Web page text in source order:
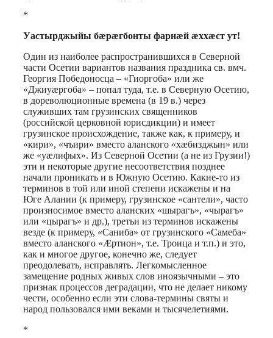
*
Уастырджыйы бæрæгбонты фарнæй æххæст ут!
Один из наиболее распространившихся в Северной
части Осетии вариантов названия праздника св. вмч.
Георгия Победоносца – «Гиоргоба» или же
«Джиуæргоба» – попал туда, т.е. в Северную Осетию,
в дореволюционные времена (в 19 в.) через
служивших там грузинских священников
(российской церковной юрисдикции) и имеет
грузинское происхождение, также как, к примеру, и
«кири», «чъири» вместо аланского «хæбизджын» или
же «уæлифых». Из Северной Осетии (а не из Грузии!)
эти и некоторые другие несоответствия позднее
начали проникать и в Южную Осетию. Какие-то из
терминов в той или иной степени искажены и на
Юге Алании (к примеру, грузинское «сантели», часто
произносимое вместо аланских «шырагъ», «чырагъ»
или «цырагъ» и др.), третьи из терминов искажены
везде (к примеру, «Саниба» от грузинского «Самеба»
вместо аланского «Æртион», т.е. Троица и т.п.) и это,
как и многое другое, конечно же, следует
преодолевать, исправлять. Легкомысленное
замещение родных живых слов иноязычными – это
признак процессов деградации, что не делает никому
чести, особенно если эти слова-термины святы и
народ пользовался ими веками и тысячелетиями.
*